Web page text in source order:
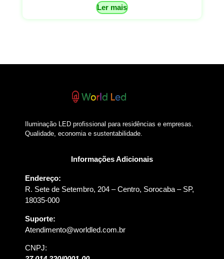
Ler mais
Iluminação LED profissional para residências e empresas.
Qualidade, economia e sustentabilidade.
Informações Adicionais
Endereço:
R. Sete de Setembro, 204 – Centro, Sorocaba – SP,
18035-000
Suporte:
Atendimento@worldled.com.br
CNPJ: